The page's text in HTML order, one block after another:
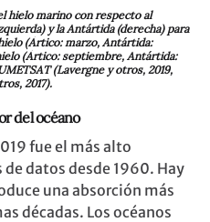
hielo marino con respecto al
y la Antártida (derecha) para
(Ártico: marzo, Antártida:
(Ártico: septiembre, Antártida:
(Lavergne y otros, 2019,
2017).
del océano
fue el más alto
datos desde 1960. Hay
una absorción más
décadas. Los océanos